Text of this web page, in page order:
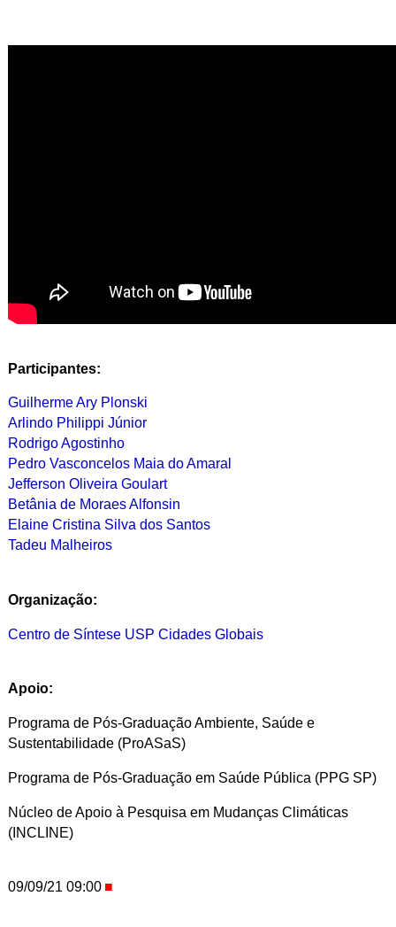
Participantes:
Guilherme Ary Plonski
Arlindo Philippi Júnior
Rodrigo Agostinho
Pedro Vasconcelos Maia do Amaral
Jefferson Oliveira Goulart
Betânia de Moraes Alfonsin
Elaine Cristina Silva dos Santos
Tadeu Malheiros
Organização:
Centro de Síntese USP Cidades Globais
Apoio:
Programa de Pós-Graduação Ambiente, Saúde e
Sustentabilidade (ProASaS)
Programa de Pós-Graduação em Saúde Pública (PPG SP)
Núcleo de Apoio à Pesquisa em Mudanças Climáticas
(INCLINE)
09/09/21 09:00